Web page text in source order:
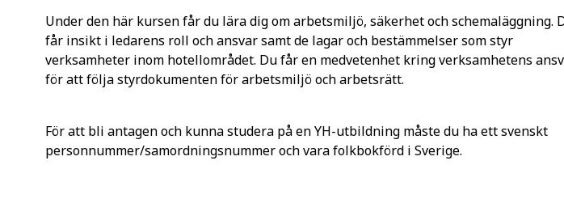
Under den här kursen får du lära dig om arbetsmiljö, säkerhet och schemaläggning.
får insikt i ledarens roll och ansvar samt de lagar och bestämmelser som styr
verksamheter inom hotellområdet. Du får en medvetenhet kring verksamhetens
för att följa styrdokumenten för arbetsmiljö och arbetsrätt.
För att bli antagen och kunna studera på en YH-utbildning måste du ha ett svenskt
personnummer/samordningsnummer och vara folkbokförd i Sverige.